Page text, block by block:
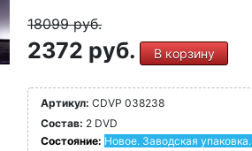
18099руб.
2372 руб. В корзину
Артикул: CDVP 038238
Состав: 2 DVD
Состояние: Новое. Заводская упаковка.